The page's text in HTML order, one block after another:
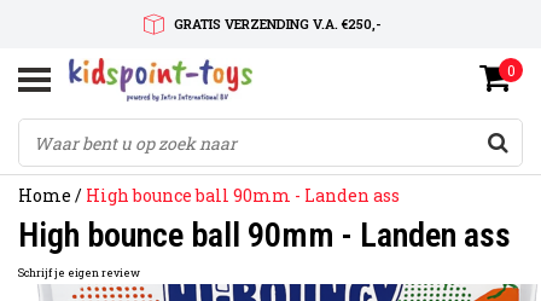
GRATIS VERZENDING V.A. €250,-
SNELLE LEVERTIJD
SERVICE OP MAAT
0
Home / High bounce ball 90mm - Landen ass
High bounce ball 90mm - Landen ass
Schrijf je eigen review